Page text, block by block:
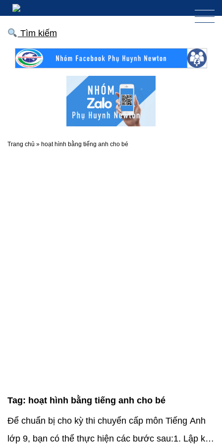
Tìm kiếm
Trang chủ » hoạt hình bằng tiếng anh cho bé
Tag: hoạt hình bằng tiếng anh cho bé
Để chuẩn bị cho kỳ thi chuyển cấp môn Tiếng Anh
lớp 9, bạn có thể thực hiện các bước sau:1. Lập kế